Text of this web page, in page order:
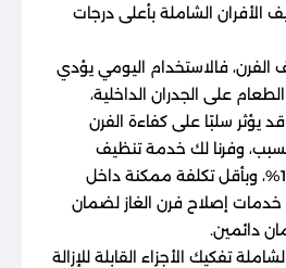
الشاملة بأعلى درجات
الفرن، فالاستخدام اليومي يؤدي
على الجدران الداخلية،
يؤثر سلبًا على كفاءة الفرن
وفرنا لك خدمة تنظيف
احترافية ومضمونة 100%، وبأقل تكلفة ممكنة داخل
خدمات إصلاح فرن الغاز لضمان
دائمين.
تفكيك الأجزاء القابلة للإزالة